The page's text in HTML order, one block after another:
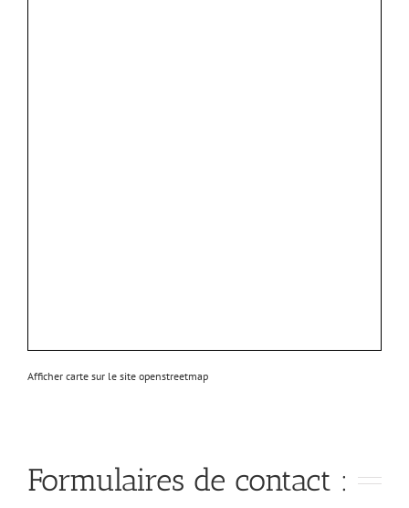
Afficher carte sur le site openstreetmap
Formulaires de contact :